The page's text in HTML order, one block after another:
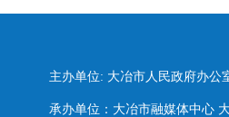
主办单位: 大冶市人民政府办公
承办单位：大冶市融媒体中心